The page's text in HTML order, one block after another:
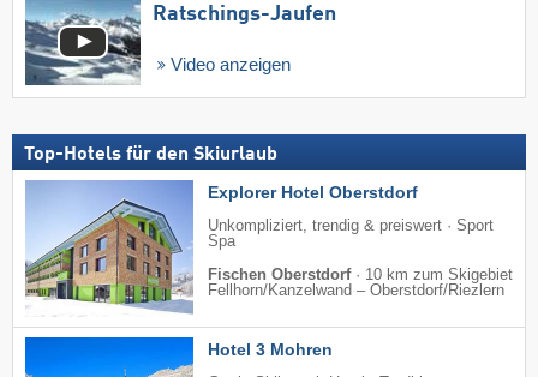
Ratschings-Jaufen
Video anzeigen
Top-Hotels für den Skiurlaub
Explorer Hotel Oberstdorf
Unkompliziert, trendig & preiswert · Sport
Spa
Fischen Oberstdorf· 10 km zum Skigebiet
Fellhorn/​Kanzelwand – Oberstdorf/​Riezlern
Hotel 3 Mohren